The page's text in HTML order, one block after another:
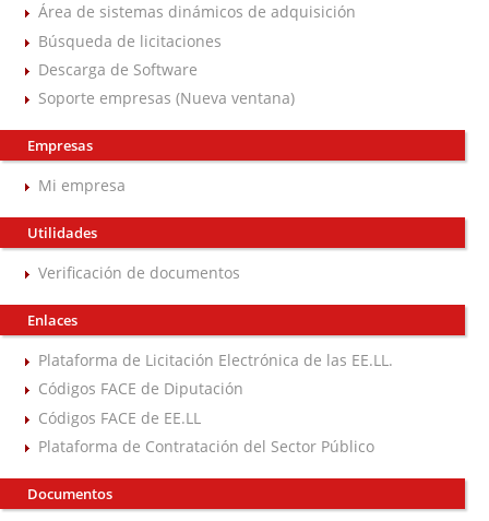
Área de sistemas dinámicos de adquisición
Búsqueda de licitaciones
Descarga de Software
Soporte empresas (Nueva ventana)
Empresas
Mi empresa
Utilidades
Verificación de documentos
Enlaces
Plataforma de Licitación Electrónica de las EE.LL.
Códigos FACE de Diputación
Códigos FACE de EE.LL
Plataforma de Contratación del Sector Público
Documentos